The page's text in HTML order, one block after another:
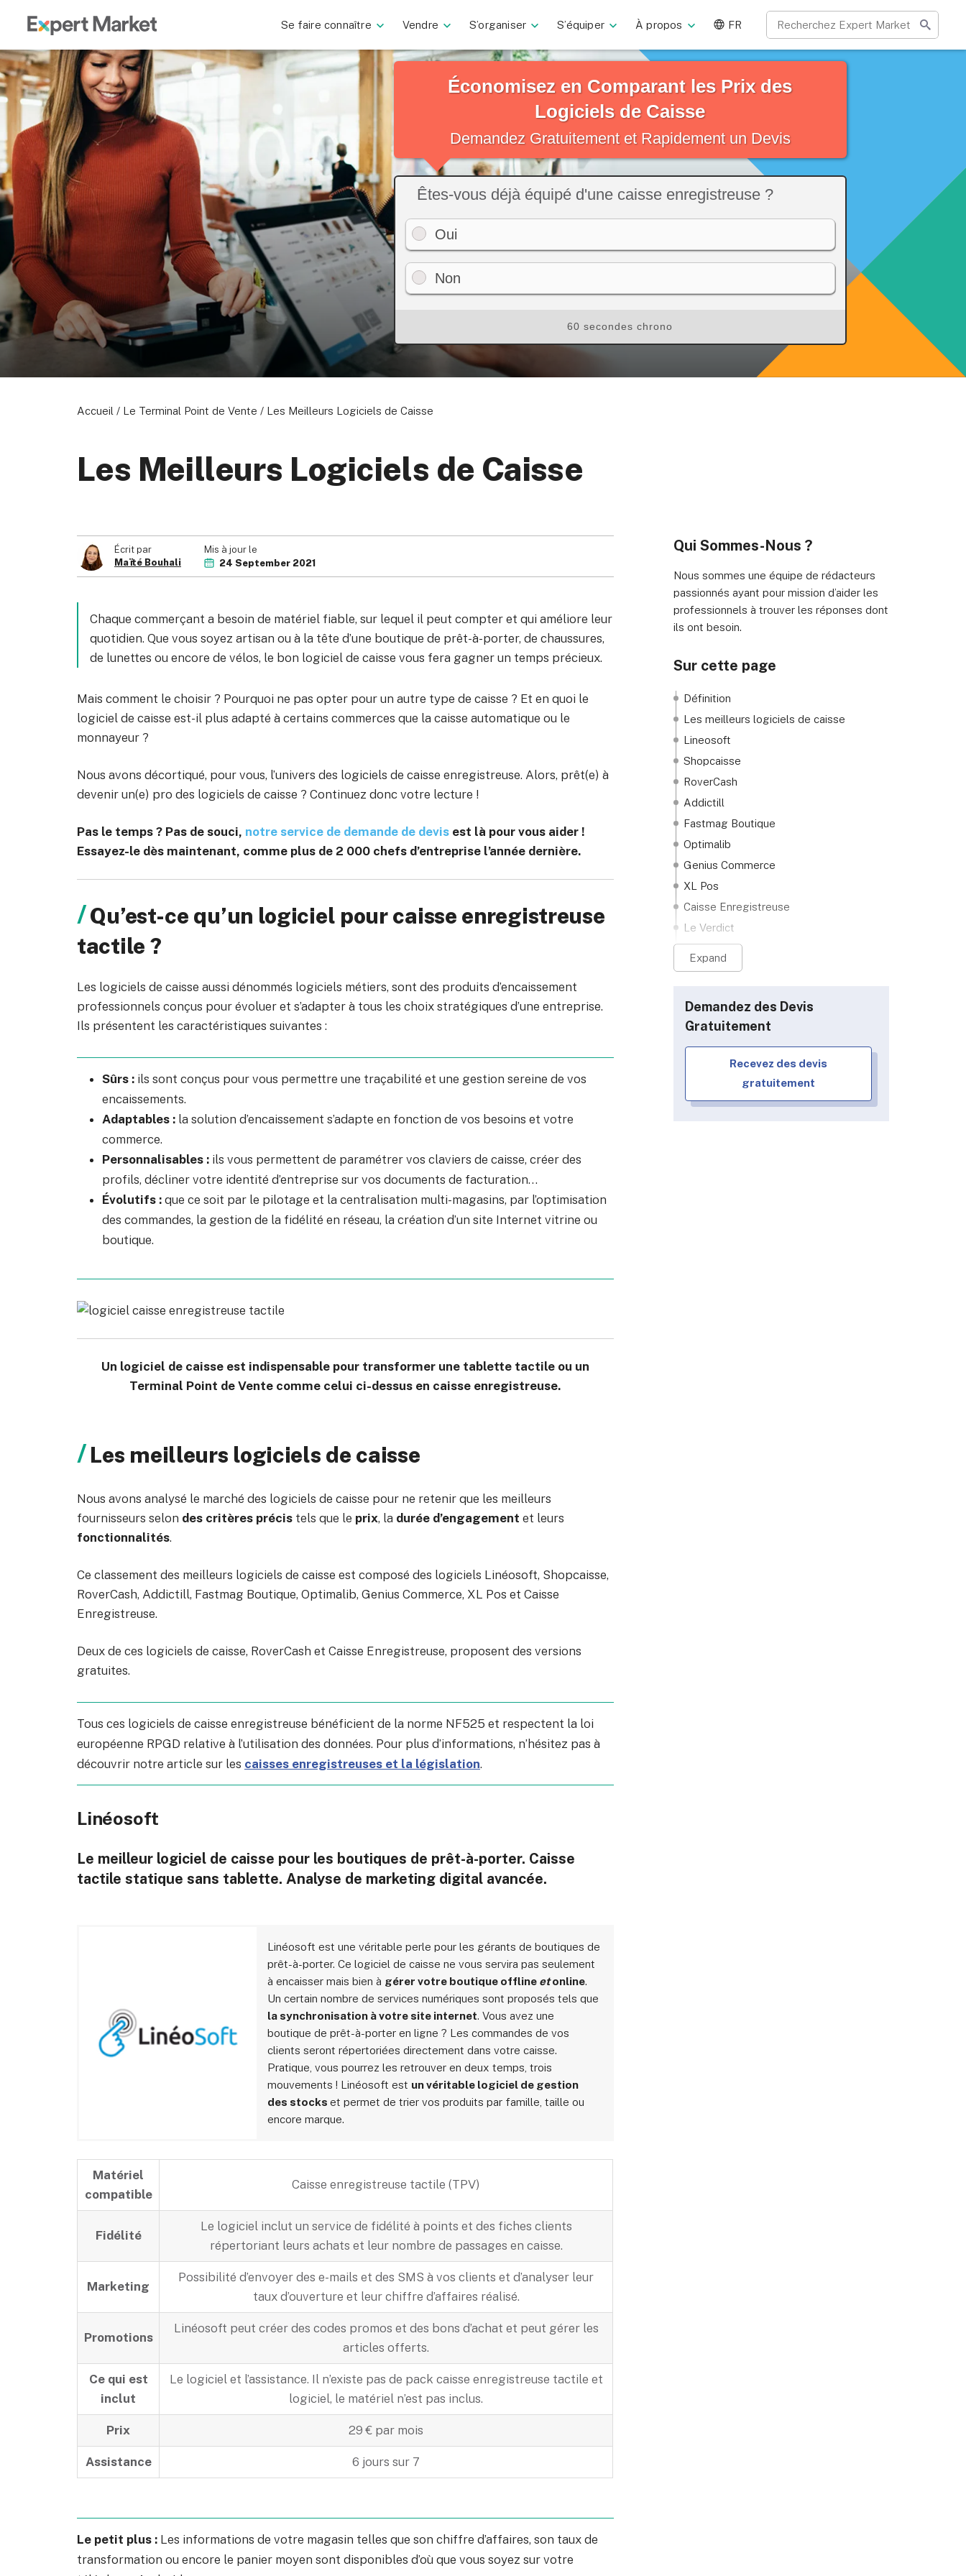
Se faire connaître Vendre S’organiser S’équiper À propos FR
Économisez en Comparant les Prix des
Logiciels de Caisse
Demandez Gratuitement et Rapidement un Devis
Êtes-vous déjà équipé d'une caisse enregistreuse ?
Oui
Non
60 secondes chrono
Accueil / Le Terminal Point de Vente / Les Meilleurs Logiciels de Caisse
Les Meilleurs Logiciels de Caisse
Qui Sommes-Nous ?
Nous sommes une équipe de rédacteurs
passionnés ayant pour mission d’aider les
professionnels à trouver les réponses dont
ils ont besoin.
Sur cette page
Définition
Les meilleurs logiciels de caisse
Lineosoft
Shopcaisse
RoverCash
Addictill
Fastmag Boutique
Optimalib
Genius Commerce
XL Pos
Caisse Enregistreuse
Le Verdict
FAQ
Expand
Demandez des Devis
Gratuitement
Recevez des devis
gratuitement
Écrit par
Maïté Bouhali
Mis à jour le
24 September 2021
Chaque commerçant a besoin de matériel fiable, sur lequel il peut compter et qui améliore leur
quotidien. Que vous soyez artisan ou à la tête d’une boutique de prêt-à-porter, de chaussures,
de lunettes ou encore de vélos, le bon logiciel de caisse vous fera gagner un temps précieux.
Mais comment le choisir ? Pourquoi ne pas opter pour un autre type de caisse ? Et en quoi le
logiciel de caisse est-il plus adapté à certains commerces que la caisse automatique ou le
monnayeur ?
Nous avons décortiqué, pour vous, l’univers des logiciels de caisse enregistreuse. Alors, prêt(e) à
devenir un(e) pro des logiciels de caisse ? Continuez donc votre lecture !
Pas le temps ? Pas de souci, notre service de demande de devis est là pour vous aider !
Essayez-le dès maintenant, comme plus de 2 000 chefs d’entreprise l’année dernière.
Qu’est-ce qu’un logiciel pour caisse enregistreuse
tactile ?
Les logiciels de caisse aussi dénommés logiciels métiers, sont des produits d’encaissement
professionnels conçus pour évoluer et s’adapter à tous les choix stratégiques d’une entreprise.
Ils présentent les caractéristiques suivantes :
Sûrs : ils sont conçus pour vous permettre une traçabilité et une gestion sereine de vos
encaissements.
Adaptables : la solution d’encaissement s’adapte en fonction de vos besoins et votre
commerce.
Personnalisables : ils vous permettent de paramétrer vos claviers de caisse, créer des
profils, décliner votre identité d’entreprise sur vos documents de facturation…
Évolutifs : que ce soit par le pilotage et la centralisation multi-magasins, par l’optimisation
des commandes, la gestion de la fidélité en réseau, la création d’un site Internet vitrine ou
boutique.
Un logiciel de caisse est indispensable pour transformer une tablette tactile ou un
Terminal Point de Vente comme celui ci-dessus en caisse enregistreuse.
Les meilleurs logiciels de caisse
Nous avons analysé le marché des logiciels de caisse pour ne retenir que les meilleurs
fournisseurs selon des critères précis tels que le prix, la durée d’engagement et leurs
fonctionnalités.
Ce classement des meilleurs logiciels de caisse est composé des logiciels Linéosoft, Shopcaisse,
RoverCash, Addictill, Fastmag Boutique, Optimalib, Genius Commerce, XL Pos et Caisse
Enregistreuse.
Deux de ces logiciels de caisse, RoverCash et Caisse Enregistreuse, proposent des versions
gratuites.
Tous ces logiciels de caisse enregistreuse bénéficient de la norme NF525 et respectent la loi
européenne RPGD relative à l’utilisation des données. Pour plus d’informations, n’hésitez pas à
découvrir notre article sur les caisses enregistreuses et la législation.
Linéosoft
Le meilleur logiciel de caisse pour les boutiques de prêt-à-porter. Caisse
tactile statique sans tablette. Analyse de marketing digital avancée.
Linéosoft est une véritable perle pour les gérants de boutiques de
prêt-à-porter. Ce logiciel de caisse ne vous servira pas seulement
à encaisser mais bien à gérer votre boutique offline etonline.
Un certain nombre de services numériques sont proposés tels que
la synchronisation à votre site internet. Vous avez une
boutique de prêt-à-porter en ligne ? Les commandes de vos
clients seront répertoriées directement dans votre caisse.
Pratique, vous pourrez les retrouver en deux temps, trois
mouvements ! Linéosoft est un véritable logiciel de gestion
des stockset permet de trier vos produits par famille, taille ou
encore marque.
Matériel
compatible
Caisse enregistreuse tactile (TPV)
Fidélité
Le logiciel inclut un service de fidélité à points et des fiches clients
répertoriant leurs achats et leur nombre de passages en caisse.
Marketing
Possibilité d’envoyer des e-mails et des SMS à vos clients et d’analyser leur
taux d’ouverture et leur chiffre d’affaires réalisé.
Promotions
Linéosoft peut créer des codes promos et des bons d’achat et peut gérer les
articles offerts.
Ce qui est
inclut
Le logiciel et l’assistance. Il n’existe pas de pack caisse enregistreuse tactile et
logiciel, le matériel n’est pas inclus.
Prix 29 € par mois
Assistance 6 jours sur 7
Le petit plus : Les informations de votre magasin telles que son chiffre d’affaires, son taux de
transformation ou encore le panier moyen sont disponibles d’où que vous soyez sur votre